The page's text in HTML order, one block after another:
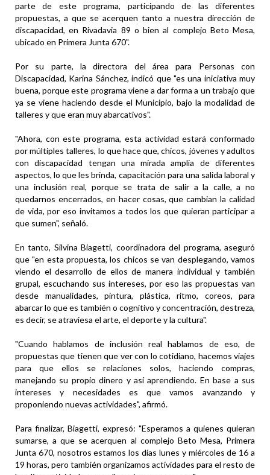
parte de este programa, participando de las diferentes
propuestas, a que se acerquen tanto a nuestra dirección de
discapacidad, en Rivadavia 89 o bien al complejo Beto Mesa,
ubicado en Primera Junta 670".
Por su parte, la directora del área para Personas con
Discapacidad, Karina Sánchez, indicó que "es una iniciativa muy
buena, porque este programa viene a dar forma a un trabajo que
ya se viene haciendo desde el Municipio, bajo la modalidad de
talleres y que eran muy abarcativos".
"Ahora, con este programa, esta actividad estará conformado
por múltiples talleres, lo que hace que, chicos, jóvenes y adultos
con discapacidad tengan una mirada amplia de diferentes
aspectos, lo que les brinda, capacitación para una salida laboral y
una inclusión real, porque se trata de salir a la calle, a no
quedarnos encerrados, en hacer cosas, que cambian la calidad
de vida, por eso invitamos a todos los que quieran participar a
que sumen", señaló.
En tanto, Silvina Biagetti, coordinadora del programa, aseguró
que "en esta propuesta, los chicos se van desplegando, vamos
viendo el desarrollo de ellos de manera individual y también
grupal, escuchando sus intereses, por eso las propuestas van
desde manualidades, pintura, plástica, ritmo, coreos, para
abarcar lo que es también o cognitivo y concentración, destreza,
es decir, se atraviesa el arte, el deporte y la cultura".
"Cuando hablamos de inclusión real hablamos de eso, de
propuestas que tienen que ver con lo cotidiano, hacemos viajes
para que ellos se relaciones solos, haciendo compras,
manejando su propio dinero y así aprendiendo. En base a sus
intereses y necesidades es que vamos avanzando y
proponiendo nuevas actividades", afirmó.
Para finalizar, Biagetti, expresó: "Esperamos a quienes quieran
sumarse, a que se acerquen al complejo Beto Mesa, Primera
Junta 670, nosotros estamos los días lunes y miércoles de 16 a
19 horas, pero también organizamos actividades para el resto de